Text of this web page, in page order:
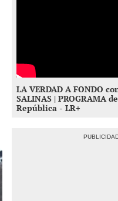
LA VERDAD A FONDO
SALINAS | PROGRAMA
República - LR+